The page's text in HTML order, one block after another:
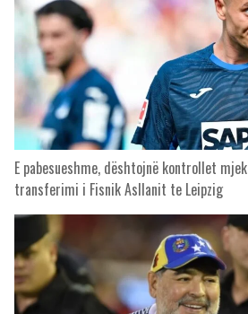
E pabesueshme, dështojnë kontrollet
transferimi i Fisnik Asllanit te Leipzig